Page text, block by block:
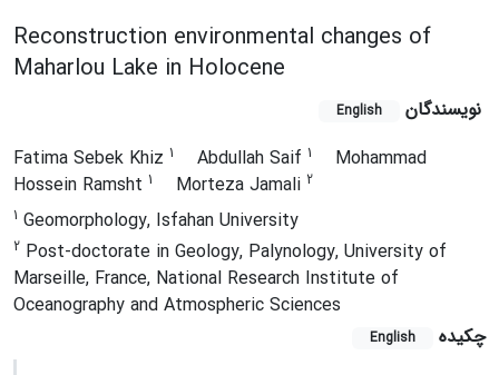
Reconstruction environmental changes of
Maharlou Lake in Holocene
نویسندگان English
Fatima Sebek Khiz 1 Abdullah Saif 1
Mohammad
Hossein Ramsht 1 Morteza Jamali 2
1 Geomorphology, Isfahan University
2 Post-doctorate in Geology, Palynology, University of
Marseille, France, National Research Institute of
Oceanography and Atmospheric Sciences
چکیده
English